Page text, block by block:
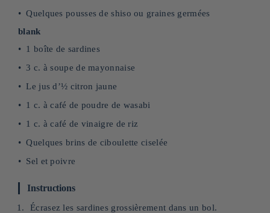
Quelques pousses de shiso ou graines germées
blank
1 boîte de sardines
3 c. à soupe de mayonnaise
Le jus d’½ citron jaune
1 c. à café de poudre de wasabi
1 c. à café de vinaigre de riz
Quelques brins de ciboulette ciselée
Sel et poivre
Instructions
Écrasez les sardines grossièrement dans un bol.